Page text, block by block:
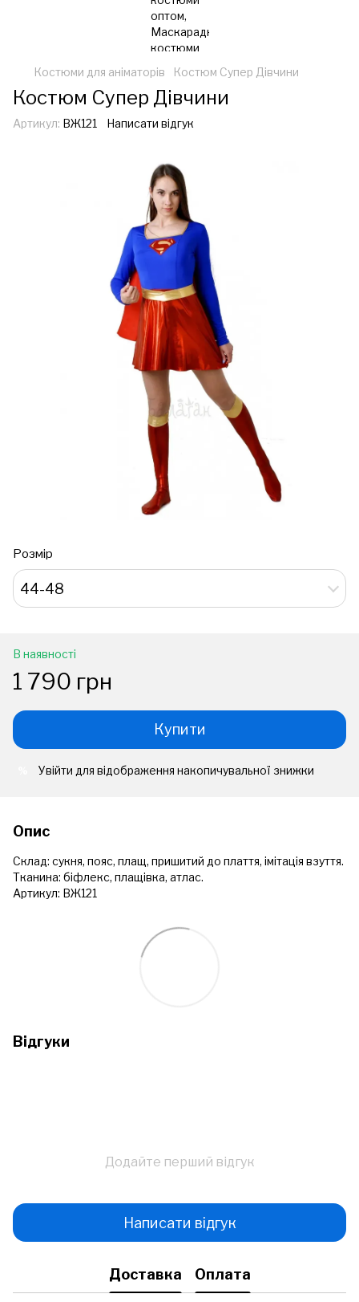
Костюми для аніматорів Костюм Супер Дівчини
Костюм Супер Дівчини
Артикул: ВЖ121 Написати відгук
Розмір
44-48
В наявності
1 790 грн
Купити
Увійти для відображення накопичувальної знижки
Опис
Склад: сукня, пояс, плащ, пришитий до плаття, імітація взуття.
Тканина: біфлекс, плащівка, атлас.
Артикул: ВЖ121
Відгуки
Додайте перший відгук
Написати відгук
Доставка Оплата